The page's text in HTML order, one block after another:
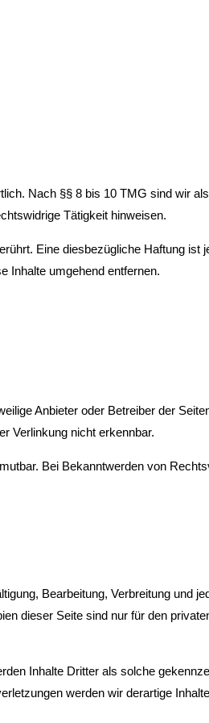
Nach §§ 8 bis 10 TMG sind wir
Tätigkeit hinweisen.
Eine diesbezügliche Haftung ist
Inhalte umgehend entfernen.
Anbieter oder Betreiber der
Verlinkung nicht erkennbar.
Bei Bekanntwerden von
Bearbeitung, Verbreitung und
dieser Seite sind nur für den
Inhalte Dritter als solche
werden wir derartige